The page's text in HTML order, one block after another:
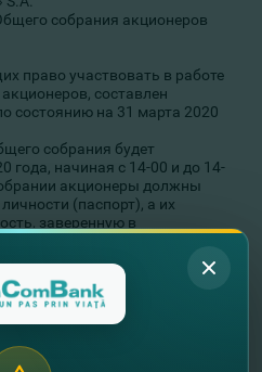
собрания акционеров
право участвовать в работе
составлен
состоянию на 31 марта 2020
собрания будет
года, начиная с 14-00 и до 14-
акционеры должны
(паспорт), а их
заверенную в
лиц.
с материалами к повестке
офисе Банка, каб. 315
00 часами, включительно.